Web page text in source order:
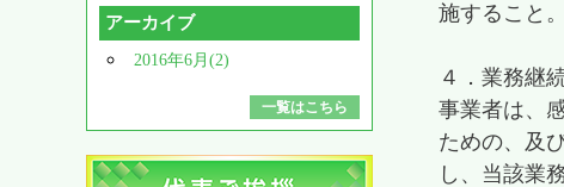
施すること。
４．業務継
事業者は、
ための、及
し、当該業
アーカイブ
2016年6月(2)
一覧はこちら